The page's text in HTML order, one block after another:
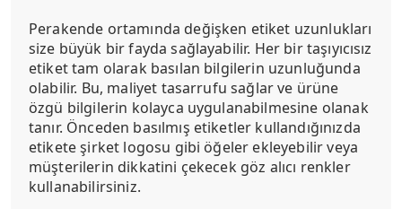
Perakende ortamında değişken etiket uzunlukları
size büyük bir fayda sağlayabilir. Her bir taşıyıcısız
etiket tam olarak basılan bilgilerin uzunluğunda
olabilir. Bu, maliyet tasarrufu sağlar ve ürüne
özgü bilgilerin kolayca uygulanabilmesine olanak
tanır. Önceden basılmış etiketler kullandığınızda
etikete şirket logosu gibi öğeler ekleyebilir veya
müşterilerin dikkatini çekecek göz alıcı renkler
kullanabilirsiniz.